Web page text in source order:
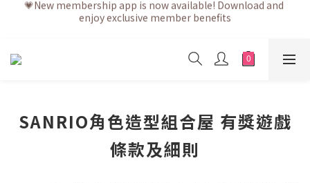
💗After placing the order, it is delivered within 3 to 5 working
days
enjoy exclusive member benefits
SANRIO角色造型組合屋 有獎遊戲
條款及細則